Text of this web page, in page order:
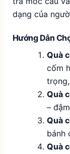
dạng của
Hướng Dẫn
Quà
cốm
Quà
–
Quà
bánh
Quà